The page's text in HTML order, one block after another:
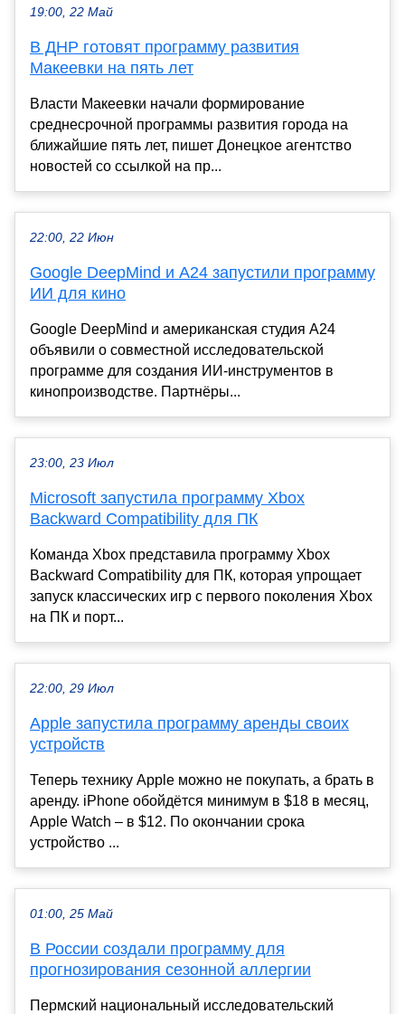
19:00, 22 Май
В ДНР готовят программу развития
Макеевки на пять лет
Власти Макеевки начали формирование
среднесрочной программы развития города на
ближайшие пять лет, пишет Донецкое агентство
новостей со ссылкой на пр...
22:00, 22 Июн
Google DeepMind и A24 запустили программу
ИИ для кино
Google DeepMind и американская студия A24
объявили о совместной исследовательской
программе для создания ИИ-инструментов в
кинопроизводстве. Партнёры...
23:00, 23 Июл
Microsoft запустила программу Xbox
Backward Compatibility для ПК
Команда Xbox представила программу Xbox
Backward Compatibility для ПК, которая упрощает
запуск классических игр с первого поколения Xbox
на ПК и порт...
22:00, 29 Июл
Apple запустила программу аренды своих
устройств
Теперь технику Apple можно не покупать, а брать в
аренду. iPhone обойдётся минимум в $18 в месяц,
Apple Watch – в $12. По окончании срока
устройство ...
01:00, 25 Май
В России создали программу для
прогнозирования сезонной аллергии
Пермский национальный исследовательский